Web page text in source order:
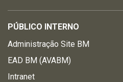
PÚBLICO INTERNO
Administração Site BM
EAD BM (AVABM)
Intranet